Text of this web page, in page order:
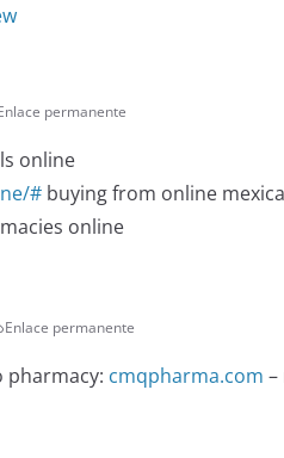
permanente
online
# buying from online
online
Enlace permanente
pharmacy: cmqpharma.com